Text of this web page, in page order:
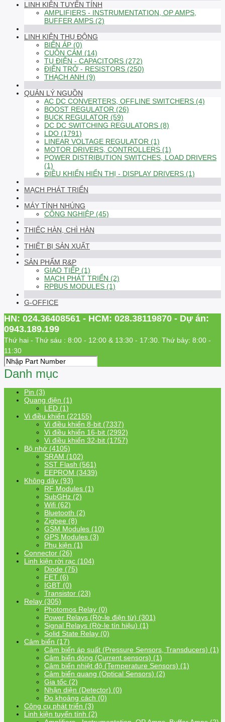
LINH KIỆN TUYẾN TÍNH
AMPLIFIERS - INSTRUMENTATION, OP AMPS,
BUFFER AMPS (2)
LINH KIỆN THỤ ĐỘNG
BIẾN ÁP (0)
CUỘN CẢM (14)
TỤ ĐIỆN - CAPACITORS (272)
ĐIỆN TRỞ - RESISTORS (250)
THẠCH ANH (9)
QUẢN LÝ NGUỒN
AC DC CONVERTERS, OFFLINE SWITCHERS (4)
BOOST REGULATOR (26)
BUCK REGULATOR (59)
DC DC SWITCHING REGULATORS (8)
LDO (1791)
LINEAR VOLTAGE REGULATOR (1)
MOTOR DRIVERS, CONTROLLERS (1)
POWER DISTRIBUTION SWITCHES, LOAD DRIVERS
(1)
ĐIỀU KHIỂN HIỂN THỊ - DISPLAY DRIVERS (1)
MẠCH PHÁT TRIỂN
MÁY TÍNH NHÚNG
CÔNG NGHIỆP (45)
THIẾC HÀN, CHÌ HÀN
THIẾT BỊ SẢN XUẤT
SẢN PHẨM R&P
GIAO TIẾP (1)
MẠCH PHÁT TRIỂN (2)
RPBUS MODULES (1)
G-OFFICE
HN: 024.36408561 - HCM: 028.38119870 - Dự án:
0943.189.199
Thứ hai - Thứ sáu : 8:00 - 12:00 & 13:30 - 17:30. Thứ bảy: 8:00 -
11:30
Danh mục
Pin (3)
Quang điện (1)
LED (1)
Vi điều khiển (22155)
Vi điều khiển 8-bit (7337)
Vi điều khiển 16-bit (2992)
Vi điều khiển 32-bit (1757)
Bộ nhớ (4105)
SRAM (102)
SST Flash (561)
EEPROM (3439)
Không dây (93)
RF Modules (1)
SubGHz (2)
Wifi (62)
Bluetooth (2)
Zigbee (8)
GSM Modules (10)
GPS Modules (3)
Phụ kiện (1)
Connector (26)
Linh kiện rời rạc (104)
Diode (75)
FET (6)
IGBT (0)
Transistor (23)
Relay (305)
Photomos Relay (0)
Power Relays (Rờ-le điện từ) (301)
Signal Relays (Rờ-le tín hiệu) (1)
Solid State Relay (0)
Cảm biến (17)
Cảm biến áp suất (Pressure Sensors, Transducers) (1)
Cảm biến dòng (Current sensors) (1)
Cảm biến nhiệt độ (Temperature Sensors) (1)
Cảm biến quang (Optical Sensors) (2)
Gia tốc (2)
Nhận diện (Detector) (0)
Đo khoảng cách (0)
Công cụ phát triển (3)
Linh kiện tuyến tính (2)